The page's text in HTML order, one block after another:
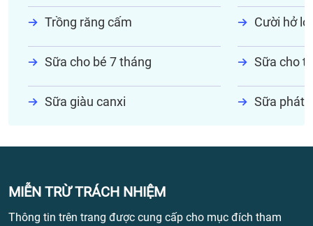
Trồng răng cấm Cười hở lợi
Sữa cho bé 7 tháng Sữa cho
Sữa giàu canxi Sữa phát
MIỄN TRỪ TRÁCH NHIỆM
Thông tin trên trang được cung cấp cho mục đích tham